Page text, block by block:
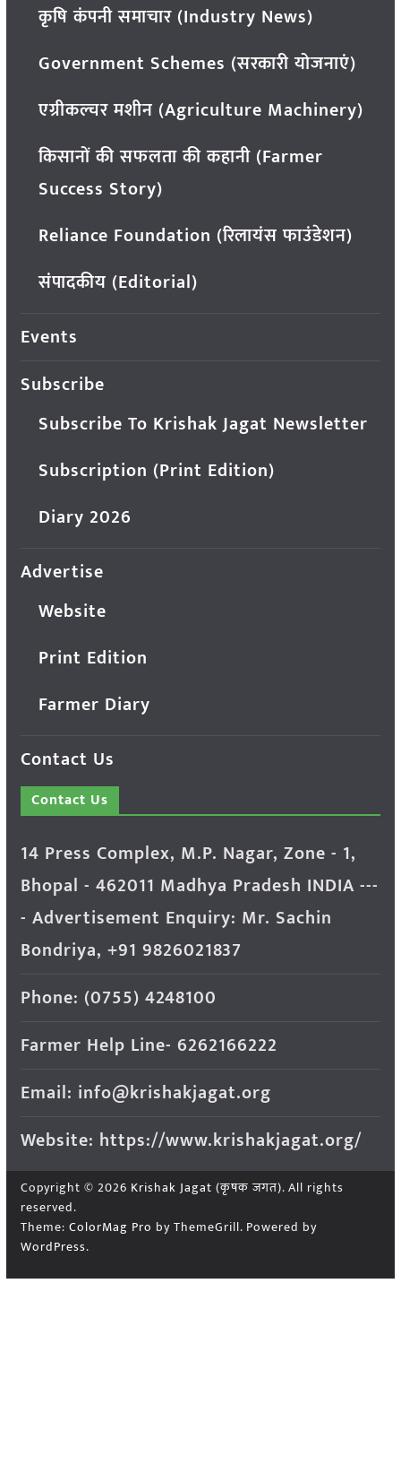
कृषि कंपनी समाचार (Industry News)
Government Schemes (सरकारी योजनाएं)
एग्रीकल्चर मशीन (Agriculture Machinery)
किसानों की सफलता की कहानी (Farmer
Success Story)
Reliance Foundation (रिलायंस फाउंडेशन)
संपादकीय (Editorial)
Events
Subscribe
Subscribe To Krishak Jagat Newsletter
Subscription (Print Edition)
Diary 2026
Advertise
Website
Print Edition
Farmer Diary
Contact Us
Contact Us
14 Press Complex, M.P. Nagar, Zone - 1,
Bhopal - 462011 Madhya Pradesh INDIA ---
- Advertisement Enquiry: Mr. Sachin
Bondriya, +91 9826021837
Phone: (0755) 4248100
Farmer Help Line- 6262166222
Email: info@krishakjagat.org
Website: https://www.krishakjagat.org/
Copyright © 2026 Krishak Jagat (कृषक जगत). All rights
reserved.
Theme: ColorMag Pro by ThemeGrill. Powered by
WordPress.